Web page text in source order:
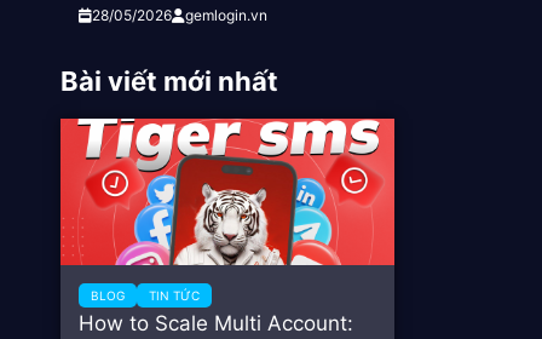
28/05/2026 gemlogin.vn
Bài viết mới nhất
BLOG TIN TỨC
How to Scale Multi Account: